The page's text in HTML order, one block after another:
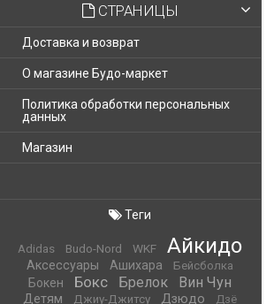
СТРАНИЦЫ
Доставка и возврат
О магазине Будо-маркет
Политика обработки персональных
данных
Магазин
Теги
Adidas Budo-Nord WKF Айкидо
Аксессуары Ашихара Бейсболка
Бокен Бокс Брелок Вин Чун
Детям Джиу-Джитсу Дзюдо
Дзё